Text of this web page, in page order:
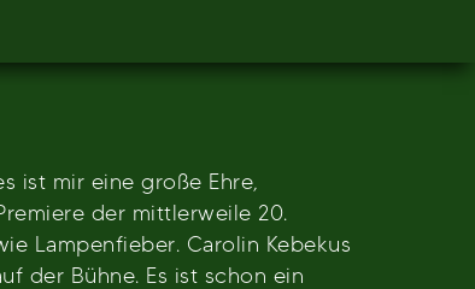
ist mir eine große Ehre,
der mittlerweile 20.
Lampenfieber. Carolin Kebekus
der Bühne. Es ist schon ein